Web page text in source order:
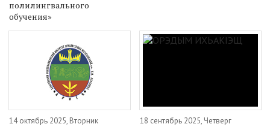
полилингвального
обучения»
14 октябрь 2025, Вторник 18 сентябрь 2025, Четверг